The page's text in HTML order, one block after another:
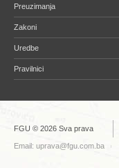
Preuzimanja
Zakoni
Uredbe
Pravilnici
FGU © 2026 Sva prava
Email: uprava@fgu.com.ba